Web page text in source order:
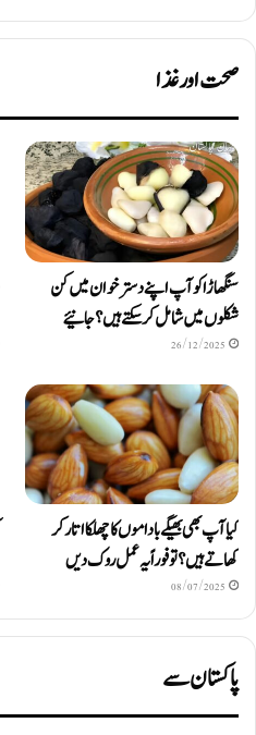
صحت اور غذا
سنگھاڑا کو آپ اپنے دستر خوان میں کن
شکلوں میں شامل کرسکتے ہیں ؟ جانیئے
26/12/2025
کیا آپ بھی بھیگے باداموں کا چھلکا اتار کر
کھاتے ہیں؟ تو فوراً یہ عمل روک دیں
08/07/2025
پاکستان سے